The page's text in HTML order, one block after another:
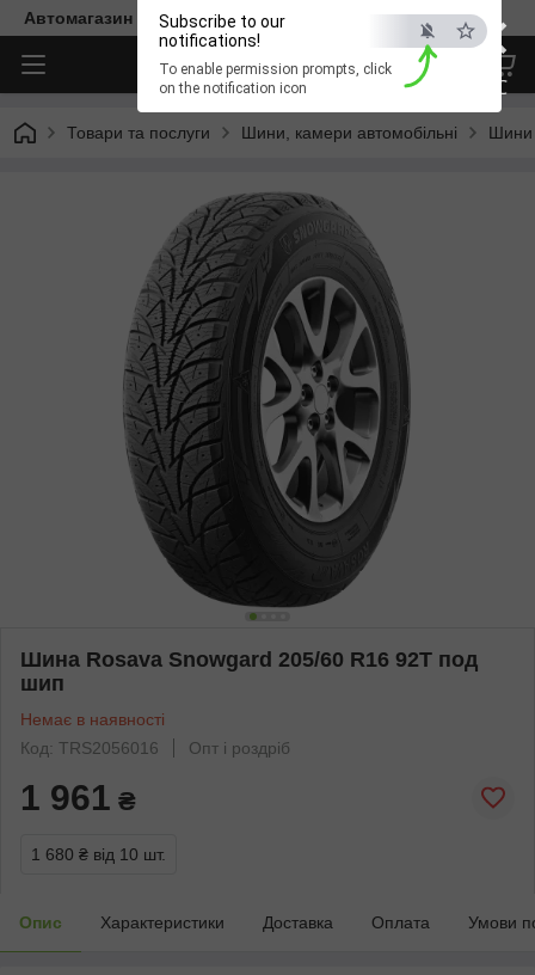
×
ESC
Subscribe to our
notifications!
To enable permission prompts, click
on the notification icon
Автомагазин "Діксон"
Товари та послуги Шини, камери автомобільні Шини
Шина Rosava Snowgard 205/60 R16 92T под
шип
Немає в наявності
Код: TRS2056016
Опт і роздріб
1 961 ₴
1 680 ₴ від 10 шт.
Опис Характеристики Доставка Оплата Умови